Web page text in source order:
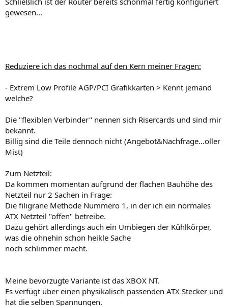
gewesen...
Reduziere ich das nochmal auf den Kern meiner Fragen:
- Extrem Low Profile AGP/PCI Grafikkarten > Kennt jemand
welche?
Die "flexiblen Verbinder" nennen sich Risercards und sind mir
bekannt.
Billig sind die Teile dennoch nicht (Angebot&Nachfrage...oller
Mist)
Zum Netzteil:
Da kommen momentan aufgrund der flachen Bauhöhe des
Netzteil nur 2 Sachen in Frage:
Die filigrane Methode Nummero 1, in der ich ein normales
ATX Netzteil "offen" betreibe.
Dazu gehört allerdings auch ein Umbiegen der Kühlkörper,
was die ohnehin schon heikle Sache
noch schlimmer macht.
Meine bevorzugte Variante ist das XBOX NT.
Es verfügt über einen physikalisch passenden ATX Stecker und
hat die selben Spannungen.